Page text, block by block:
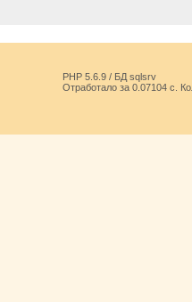
PHP 5.6.9 / БД sqlsrv
Отработало за 0.07104 с.